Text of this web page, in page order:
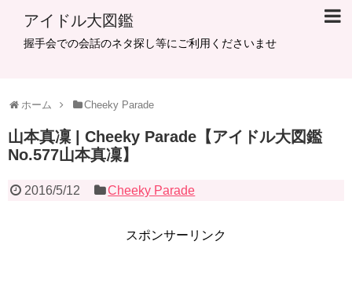
アイドル大図鑑
握手会での会話のネタ探し等にご利用くださいませ
ホーム Cheeky Parade
山本真凜 | Cheeky Parade【アイドル大図鑑
No.577山本真凜】
2016/5/12 Cheeky Parade
スポンサーリンク